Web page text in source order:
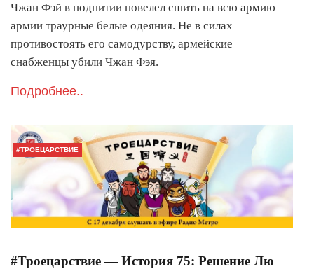
Чжан Фэй в подпитии повелел сшить на всю армию
армии траурные белые одеяния. Не в силах
противостоять его самодурству, армейские
снабженцы убили Чжан Фэя.
Подробнее..
#ТРОЕЦАРСТВИЕ
#Троецарствие — История 75: Решение Лю